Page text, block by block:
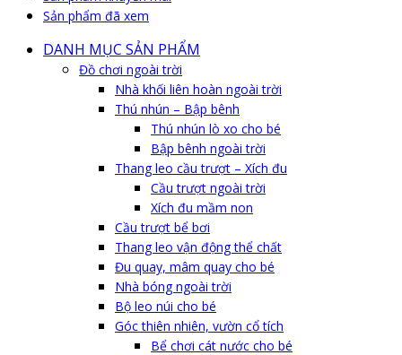
Sản phẩm đã xem
DANH MỤC SẢN PHẨM
Đồ chơi ngoài trời
Nhà khối liên hoàn ngoài trời
Thú nhún – Bập bênh
Thú nhún lò xo cho bé
Bập bênh ngoài trời
Thang leo cầu trượt – Xích đu
Cầu trượt ngoài trời
Xích đu mầm non
Cầu trượt bể bơi
Thang leo vận động thể chất
Đu quay, mâm quay cho bé
Nhà bóng ngoài trời
Bộ leo núi cho bé
Góc thiên nhiên, vườn cổ tích
Bể chơi cát nước cho bé